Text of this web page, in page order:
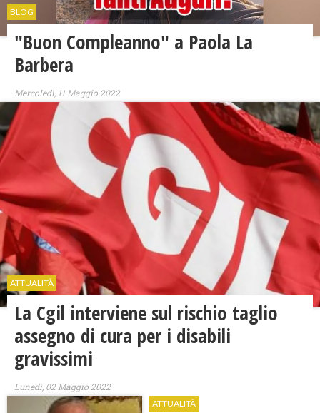
BLOG
"Buon Compleanno" a Paola La
Barbera
Mercoledì, 11 Maggio 2022
ATTUALITÀ
La Cgil interviene sul rischio taglio
assegno di cura per i disabili
gravissimi
Lunedì, 02 Maggio 2022
ATTUALITÀ